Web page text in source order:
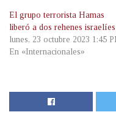
El grupo terrorista Hamas
liberó a dos rehenes israelíes
lunes, 23 octubre 2023 1:45
En «Internacionales»